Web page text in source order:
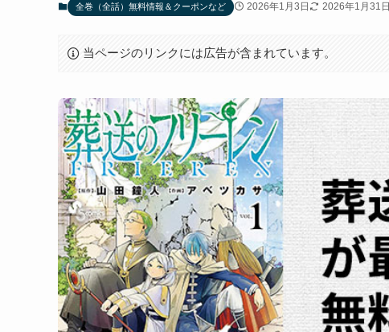
全巻（全話）無料情報＆クーポンなど 2026年1月3日 2026年1月31日
当ページのリンクには広告が含まれています。